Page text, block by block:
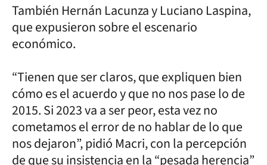
También Hernán Lacunza y Luciano Laspina,
que expusieron sobre el escenario
económico.
“Tienen que ser claros, que expliquen bien
cómo es el acuerdo y que no nos pase lo de
2015. Si 2023 va a ser peor, esta vez no
cometamos el error de no hablar de lo que
nos dejaron”, pidió Macri, con la percepción
de que su insistencia en la “pesada herencia”